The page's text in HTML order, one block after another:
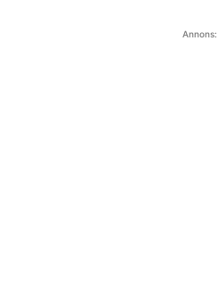
Annons: